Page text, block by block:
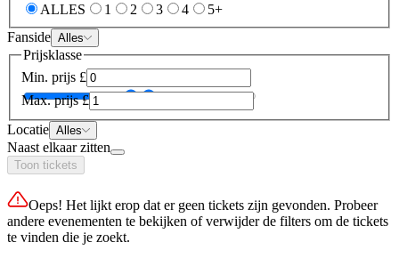
ALLES
1 2 3 4
5+
Fanside Alles
Prijsklasse
Min. prijs £
Max. prijs £
Locatie Alles
Naast elkaar zitten
Toon tickets
Oeps! Het lijkt erop dat er geen tickets zijn gevonden. Probeer
andere evenementen te bekijken of verwijder de filters om de tickets
te vinden die je zoekt.